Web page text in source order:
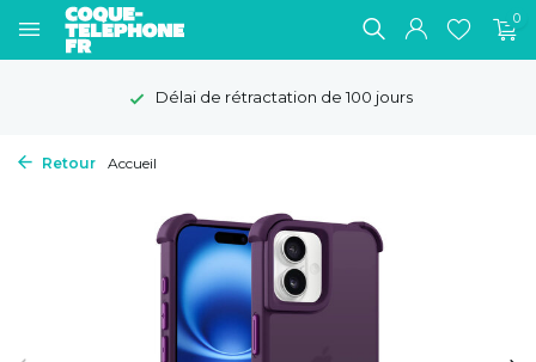
0
Délai de rétractation de 100 jours
Retour Accueil